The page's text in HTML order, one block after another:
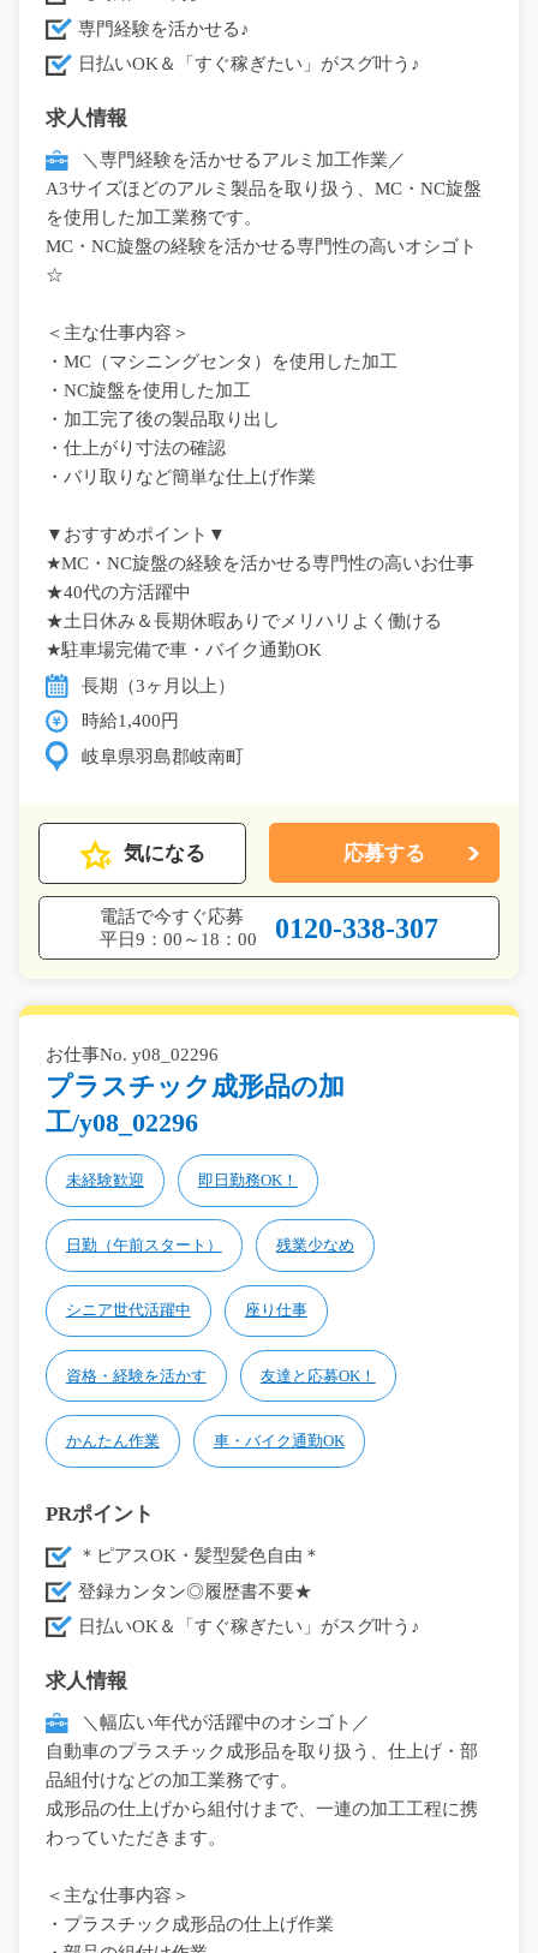
専門経験を活かせる♪
日払いOK＆「すぐ稼ぎたい」がスグ叶う♪
求人情報
＼専門経験を活かせるアルミ加工作業／
A3サイズほどのアルミ製品を取り扱う、MC・NC旋盤
を使用した加工業務です。
MC・NC旋盤の経験を活かせる専門性の高いオシゴト
☆
＜主な仕事内容＞
・MC（マシニングセンタ）を使用した加工
・NC旋盤を使用した加工
・加工完了後の製品取り出し
・仕上がり寸法の確認
・バリ取りなど簡単な仕上げ作業
▼おすすめポイント▼
★MC・NC旋盤の経験を活かせる専門性の高いお仕事
★40代の方活躍中
★土日休み＆長期休暇ありでメリハリよく働ける
★駐車場完備で車・バイク通勤OK
長期（3ヶ月以上）
時給1,400円
岐阜県羽島郡岐南町
気になる 応募する
電話で今すぐ応募
平日9：00～18：00
0120-338-307
お仕事No. y08_02296
プラスチック成形品の加
工/y08_02296
未経験歓迎 即日勤務OK！
日勤（午前スタート） 残業少なめ
シニア世代活躍中 座り仕事
資格・経験を活かす 友達と応募OK！
かんたん作業 車・バイク通勤OK
PRポイント
＊ピアスOK・髪型髪色自由＊
登録カンタン◎履歴書不要★
日払いOK＆「すぐ稼ぎたい」がスグ叶う♪
求人情報
＼幅広い年代が活躍中のオシゴト／
自動車のプラスチック成形品を取り扱う、仕上げ・部
品組付けなどの加工業務です。
成形品の仕上げから組付けまで、一連の加工工程に携
わっていただきます。
＜主な仕事内容＞
・プラスチック成形品の仕上げ作業